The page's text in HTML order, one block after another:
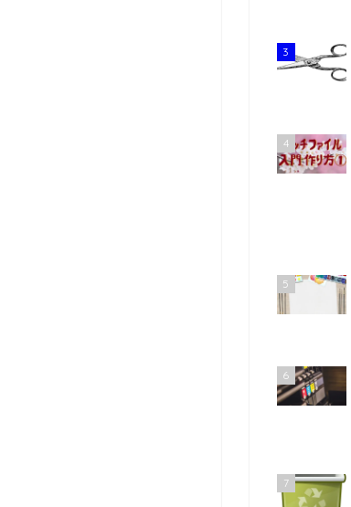
3
4
5
6
7